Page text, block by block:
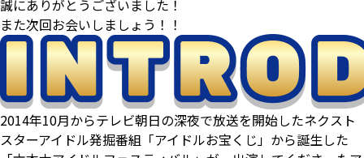
誠にありがとうございました！
また次回お会いしましょう！！
2014年10月からテレビ朝日の深夜で放送を開始したネクスト
スターアイドル発掘番組「アイドルお宝くじ」から誕生した